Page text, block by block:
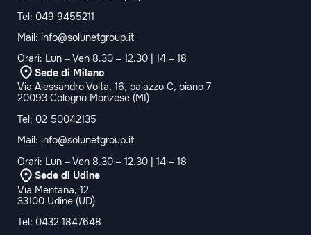
Tel: 049 9455211
Mail: info@solunetgroup.it
Orari: Lun – Ven 8.30 – 12.30 | 14 – 18
Sede di Milano
Via Alessandro Volta, 16, palazzo C, piano 7
20093 Cologno Monzese (MI)
Tel: 02 50042135
Mail: info@solunetgroup.it
Orari: Lun – Ven 8.30 – 12.30 | 14 – 18
Sede di Udine
Via Mentana, 12
33100 Udine (UD)
Tel: 0432 1847648